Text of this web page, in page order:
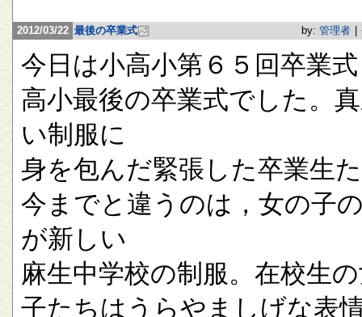
2012/03/22 最後の卒業式 by: 管理者
今日は小高小第６５回卒業
高小最後の卒業式でした。
い制服に
身を包んだ緊張した卒業生
今までと違うのは，女の子
が新しい
麻生中学校の制服。在校生
子たちはうらやましげな表